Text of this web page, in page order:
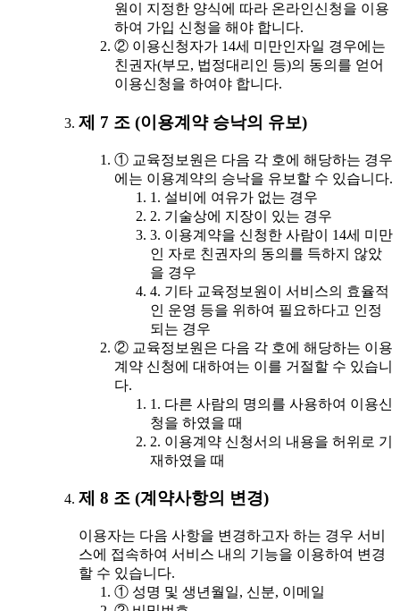
원이 지정한 양식에 따라 온라인신청을 이용
하여 가입 신청을 해야 합니다.
② 이용신청자가 14세 미만인자일 경우에는
친권자(부모, 법정대리인 등)의 동의를 얻어
이용신청을 하여야 합니다.
제 7 조 (이용계약 승낙의 유보)
① 교육정보원은 다음 각 호에 해당하는 경우
에는 이용계약의 승낙을 유보할 수 있습니다.
1. 설비에 여유가 없는 경우
2. 기술상에 지장이 있는 경우
3. 이용계약을 신청한 사람이 14세 미만
인 자로 친권자의 동의를 득하지 않았
을 경우
4. 기타 교육정보원이 서비스의 효율적
인 운영 등을 위하여 필요하다고 인정
되는 경우
② 교육정보원은 다음 각 호에 해당하는 이용
계약 신청에 대하여는 이를 거절할 수 있습니
다.
1. 다른 사람의 명의를 사용하여 이용신
청을 하였을 때
2. 이용계약 신청서의 내용을 허위로 기
재하였을 때
제 8 조 (계약사항의 변경)
이용자는 다음 사항을 변경하고자 하는 경우 서비
스에 접속하여 서비스 내의 기능을 이용하여 변경
할 수 있습니다.
① 성명 및 생년월일, 신분, 이메일